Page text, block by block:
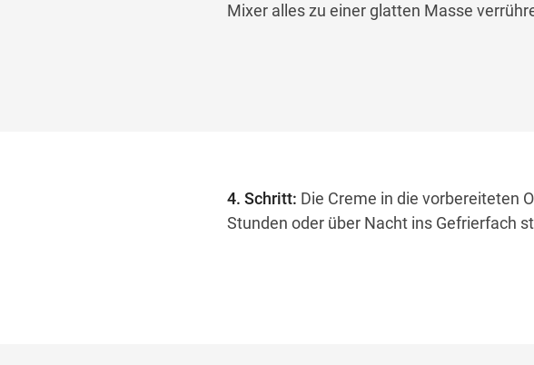
Mixer alles zu einer glatten Masse
4. Schritt: Die Creme in die vorbereiteten
Stunden oder über Nacht ins Gefrierfach